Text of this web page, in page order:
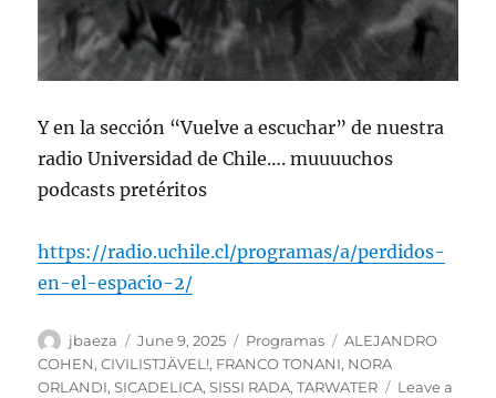
Y en la sección “Vuelve a escuchar” de nuestra
radio Universidad de Chile…. muuuuchos
podcasts pretéritos
https://radio.uchile.cl/programas/a/perdidos-
en-el-espacio-2/
Author
jbaeza
Posted
on
June 9, 2025 Categories
Programas Tags
ALEJANDRO
COHEN,CIVILISTJÄVEL!, FRANCO TONANI, NORA
ORLANDI,SICADELICA,SISSI RADA,TARWATER
Leave a